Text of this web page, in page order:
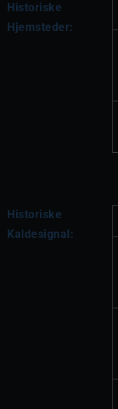
Historiske
Hjemsteder:
Historiske
Kaldesignal: